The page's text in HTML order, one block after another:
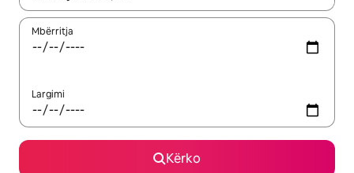
Mbërritja
Largimi
Kërko